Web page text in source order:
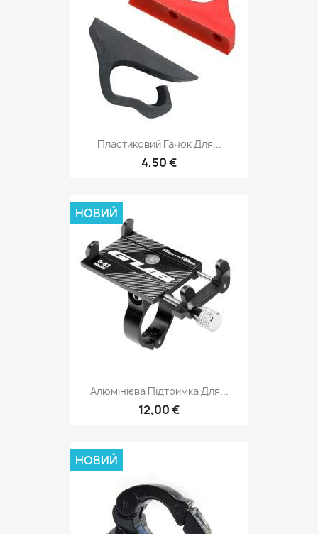
Пластиковий Гачок Для...
4,50 €
Алюмінієва Підтримка Для...
12,00 €
НОВИЙ
НОВИЙ